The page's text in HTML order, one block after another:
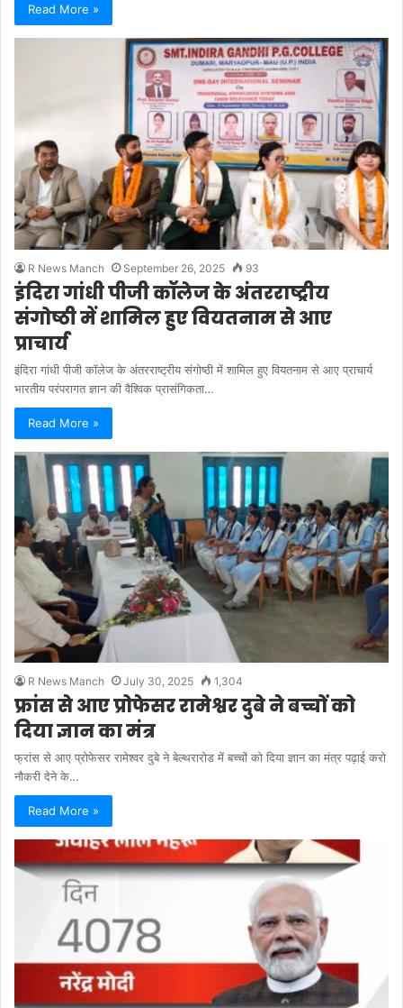
Read More »
R News Manch September 26, 2025 93
इंदिरा गांधी पीजी कॉलेज के अंतरराष्ट्रीय
संगोष्ठी में शामिल हुए वियतनाम से आए
प्राचार्य
इंदिरा गांधी पीजी कॉलेज के अंतरराष्ट्रीय संगोष्ठी में शामिल हुए वियतनाम से आए प्राचार्य
भारतीय परंपरागत ज्ञान की वैश्विक प्रासंगिकता…
Read More »
R News Manch July 30, 2025 1,304
फ्रांस से आए प्रोफेसर रामेश्वर दुबे ने बच्चों को
दिया ज्ञान का मंत्र
फ्रांस से आए प्रोफेसर रामेश्वर दुबे ने बेल्थरारोड में बच्चों को दिया ज्ञान का मंत्र पढ़ाई करो
नौकरी देने के…
Read More »